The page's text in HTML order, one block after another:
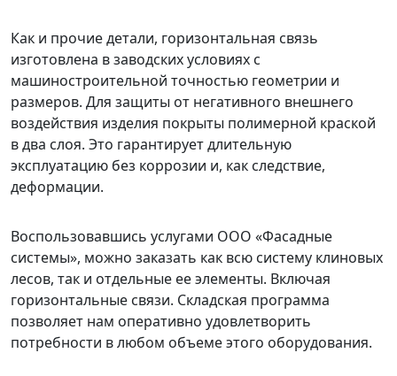
Как и прочие детали, горизонтальная связь
изготовлена в заводских условиях с
машиностроительной точностью геометрии и
размеров. Для защиты от негативного внешнего
воздействия изделия покрыты полимерной краской
в два слоя. Это гарантирует длительную
эксплуатацию без коррозии и, как следствие,
деформации.
Воспользовавшись услугами ООО «Фасадные
системы», можно заказать как всю систему клиновых
лесов, так и отдельные ее элементы. Включая
горизонтальные связи. Складская программа
позволяет нам оперативно удовлетворить
потребности в любом объеме этого оборудования.